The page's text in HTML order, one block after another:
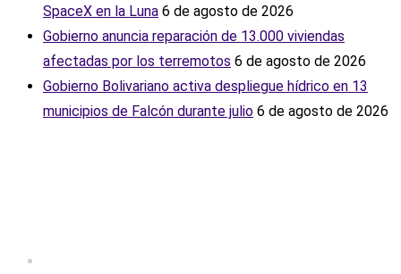
SpaceX en la Luna 6 de agosto de 2026
Gobierno anuncia reparación de 13.000 viviendas
afectadas por los terremotos 6 de agosto de 2026
Gobierno Bolivariano activa despliegue hídrico en 13
municipios de Falcón durante julio 6 de agosto de 2026